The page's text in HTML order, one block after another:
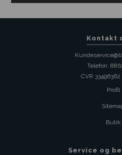
Kontakt
Telefon:
CVR
Profil
Butik
Service og